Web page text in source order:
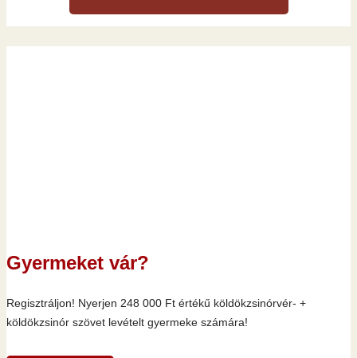
Gyermeket vár?
Regisztráljon! Nyerjen 248 000 Ft értékű köldökzsinórvér- +
köldökzsinór szövet levételt gyermeke számára!